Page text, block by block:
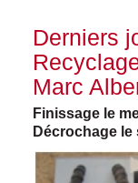
Derniers
Marc
Finissage le
Décrochage le